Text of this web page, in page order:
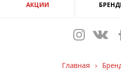
АКЦИИ
Главная ›